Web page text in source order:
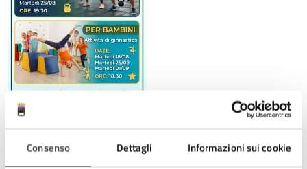
Consenso Dettagli Informazioni sui cookie